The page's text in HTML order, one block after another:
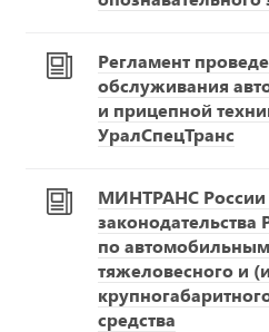
Регламент
обслуживания
и прицепной
УралСпецТранс
МИНТРАНС России
по
тяжеловесного и
средства